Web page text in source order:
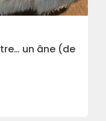
un âne (de